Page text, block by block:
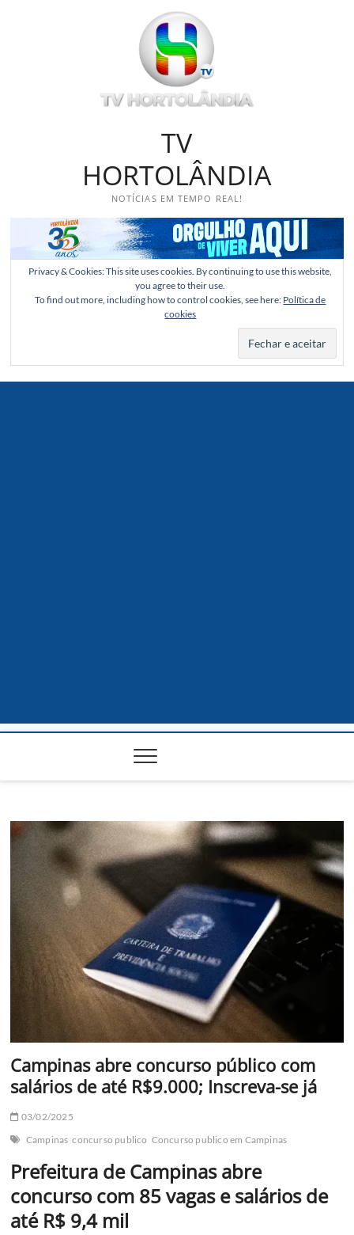
TV
HORTOLÂNDIA
NOTÍCIAS EM TEMPO REAL!
Privacy & Cookies: This site uses cookies. By continuing to use this website,
you agree to their use.
To find out more, including how to control cookies, see here: Política de
cookies
Campinas abre concurso público com
salários de até R$9.000; Inscreva-se já
03/02/2025
Campinas concurso publico Concurso publico em Campinas
Prefeitura de Campinas abre
concurso com 85 vagas e salários de
até R$ 9,4 mil